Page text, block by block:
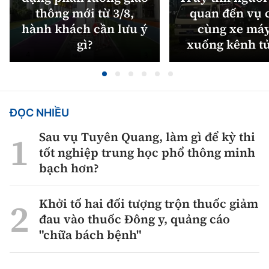
thông mới từ 3/8,
hành khách cần lưu ý
gì?
quan đến vụ
cùng xe
xuống kênh
ĐỌC NHIỀU
Sau vụ Tuyên Quang, làm gì để kỳ thi
tốt nghiệp trung học phổ thông minh
bạch hơn?
Khởi tố hai đối tượng trộn thuốc giảm
đau vào thuốc Đông y, quảng cáo
"chữa bách bệnh"